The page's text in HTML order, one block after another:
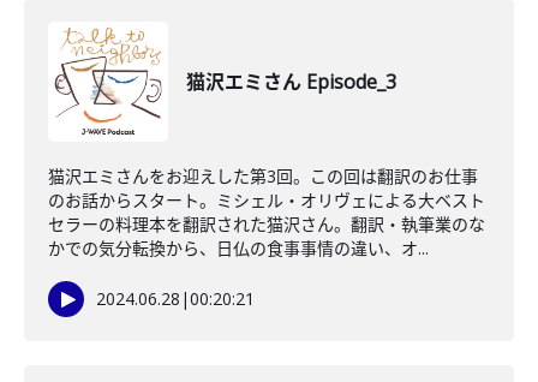
猫沢エミさん Episode_3
猫沢エミさんをお迎えした第3回。この回は翻訳のお仕事
のお話からスタート。ミシェル・オリヴェによる大ベスト
セラーの料理本を翻訳された猫沢さん。翻訳・執筆業のな
かでの気分転換から、日仏の食事事情の違い、オ...
2024.06.28 |00:20:21